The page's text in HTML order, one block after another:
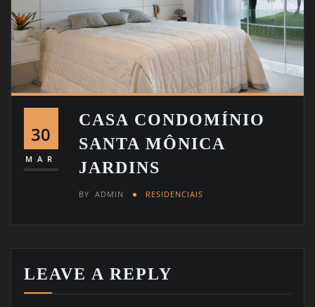
30
MAR
CASA CONDOMÍNIO
SANTA MÔNICA
JARDINS
BY ADMIN RESIDENCIAIS
LEAVE A REPLY